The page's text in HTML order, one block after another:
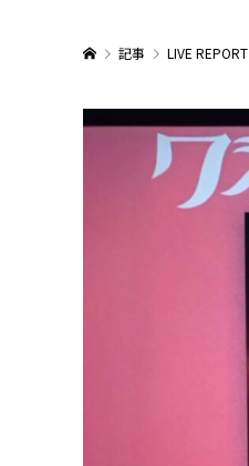
記事 LIVE REPORT